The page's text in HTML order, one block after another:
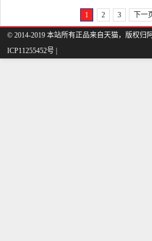
班
书
营
中
1 2 3 下一
© 2014-2019 本站所有正品来自天猫，版权归
ICP11255452号 |